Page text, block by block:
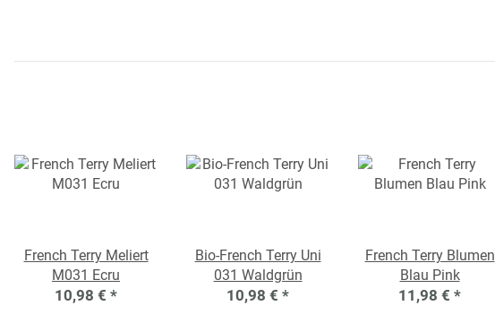
French Terry Meliert
M031 Ecru
10,98 € *
Bio-French Terry Uni
031 Waldgrün
10,98 € *
French Terry Blumen
Blau Pink
11,98 € *